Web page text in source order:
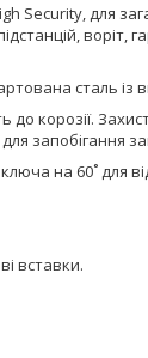
Security, для
воріт,
сталь із
до корозії.
запобігання
на 60˚ для
вставки.